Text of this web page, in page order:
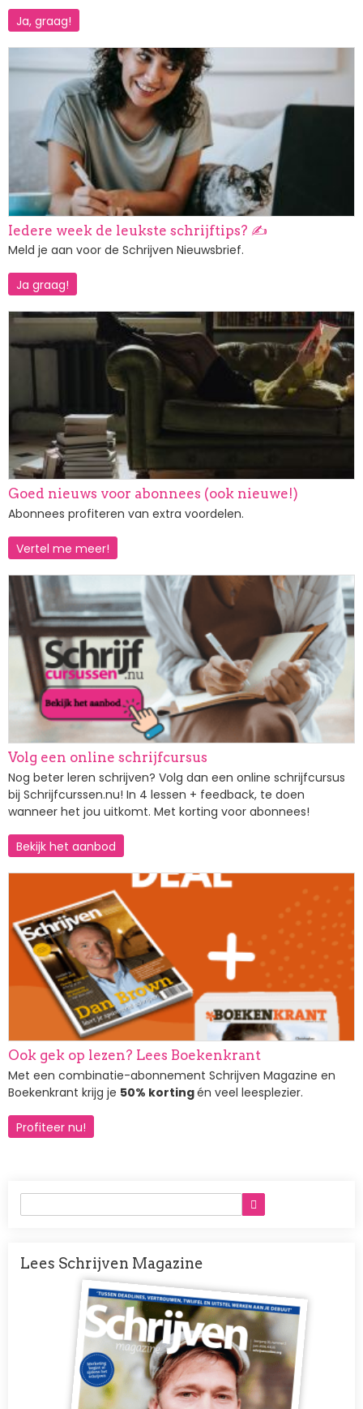
Ja, graag!
Iedere week de leukste schrijftips? ✍️
Meld je aan voor de Schrijven Nieuwsbrief.
Ja graag!
Afbeelding
Goed nieuws voor abonnees (ook nieuwe!)
Abonnees profiteren van extra voordelen.
Vertel me meer!
Afbeelding
Volg een online schrijfcursus
Nog beter leren schrijven? Volg dan een online schrijfcursus
bij Schrijfcurssen.nu! In 4 lessen + feedback, te doen
wanneer het jou uitkomt. Met korting voor abonnees!
Bekijk het aanbod
Ook gek op lezen? Lees Boekenkrant
Met een combinatie-abonnement Schrijven Magazine en
Boekenkrant krijg je 50% kortingén veel leesplezier.
Profiteer nu!
Lees Schrijven Magazine
Afbeelding